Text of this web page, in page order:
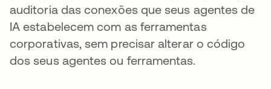
auditoria das conexões que seus agentes de
IA estabelecem com as ferramentas
corporativas, sem precisar alterar o código
dos seus agentes ou ferramentas.